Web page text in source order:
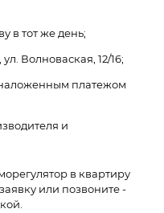
в тот же день;
Волноваская, 12/16;
платежом
и
в квартиру
или позвоните -